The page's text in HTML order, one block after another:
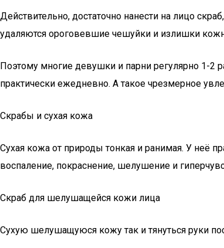
Действительно, достаточно нанести на лицо
удаляются ороговевшие чешуйки и излишки
Поэтому многие девушки и парни регулярно 1-2
практически ежедневно. А такое чрезмерное
Скрабы и сухая кожа
Сухая кожа от природы тонкая и ранимая. У неё
воспаление, покраснение, шелушение и
Скраб для шелушащейся кожи лица
Сухую шелушащуюся кожу так и тянуться руки